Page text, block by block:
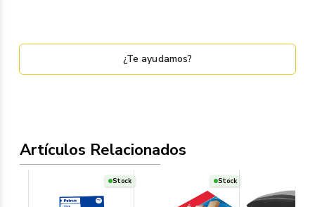
¿Te ayudamos?
Artículos Relacionados
Stock Stock